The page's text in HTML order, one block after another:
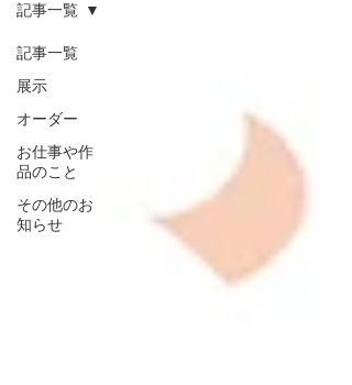
記事一覧
展示
オーダー
お仕事や作
品のこと
その他のお
知らせ
記事一覧